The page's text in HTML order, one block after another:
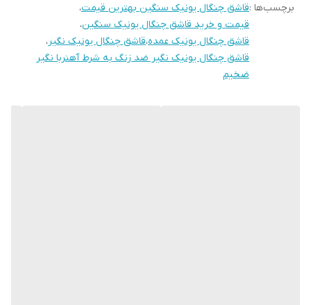
گارانتی :اصالت و سلامت فیزیکی کالا در برابر تیرگی و سیاه شدن
قابل شستشو در ماشین ظرفشویی
دارایی ضحامت ۴ میل واقعی
تعداد پارچه :۱۲ پارچه
برچسب‌ها :قاشق چنگال یونیک سنگین بهترین قیمت،
قیمت و خرید قاشق چنگال یونیک سنگین،
قاشق چنگال یونیک عمده،قاشق چنگال یونیک نگیر،
قاشق چنگال یونیک نگیر ضد زنگ به شرط آهنربا نگیر
ضخیم